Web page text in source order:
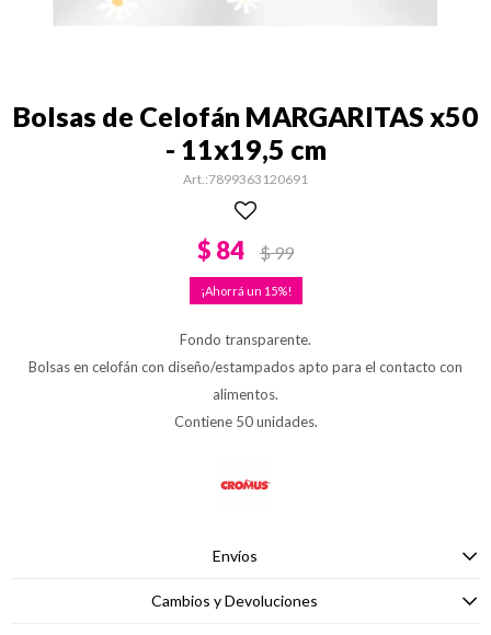
Bolsas de Celofán MARGARITAS x50
- 11x19,5 cm
7899363120691
$ 84 $99
15
Fondo transparente.
Bolsas en celofán con diseño/estampados apto para el contacto con
alimentos.
Contiene 50 unidades.
Envíos
Cambios y Devoluciones